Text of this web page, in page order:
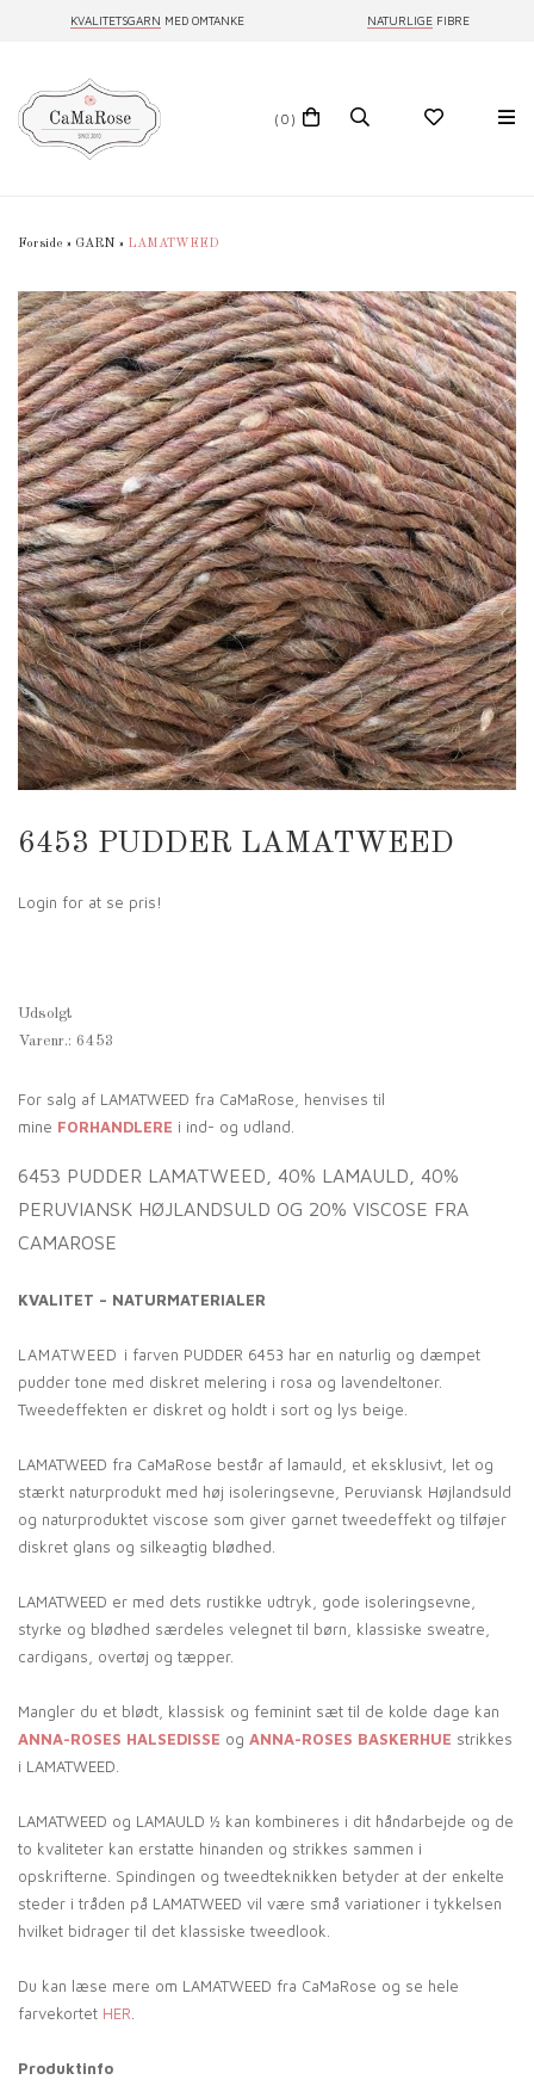
KVALITETSGARN MED OMTANKE NATURLIGE FIBRE
(0)
Forside » GARN » LAMATWEED
6453 PUDDER LAMATWEED
Login for at se pris!
Udsolgt
Varenr.: 6453
For salg af LAMATWEED fra CaMaRose, henvises til
mine FORHANDLERE i ind- og udland.
6453 PUDDER LAMATWEED, 40% LAMAULD, 40%
PERUVIANSK HØJLANDSULD OG 20% VISCOSE FRA
CAMAROSE
KVALITET – NATURMATERIALER
LAMATWEED i farven PUDDER 6453 har en naturlig og dæmpet
pudder tone med diskret melering i rosa og lavendeltoner.
Tweedeffekten er diskret og holdt i sort og lys beige.
LAMATWEED fra CaMaRose består af lamauld, et eksklusivt, let og
stærkt naturprodukt med høj isoleringsevne, Peruviansk Højlandsuld
og naturproduktet viscose som giver garnet tweedeffekt og tilføjer
diskret glans og silkeagtig blødhed.
LAMATWEED er med dets rustikke udtryk, gode isoleringsevne,
styrke og blødhed særdeles velegnet til børn, klassiske sweatre,
cardigans, overtøj og tæpper.
Mangler du et blødt, klassisk og feminint sæt til de kolde dage kan
ANNA-ROSES HALSEDISSE og ANNA-ROSES BASKERHUE strikkes
i LAMATWEED.
LAMATWEED og LAMAULD ½ kan kombineres i dit håndarbejde og de
to kvaliteter kan erstatte hinanden og strikkes sammen i
opskrifterne. Spindingen og tweedteknikken betyder at der enkelte
steder i tråden på LAMATWEED vil være små variationer i tykkelsen
hvilket bidrager til det klassiske tweedlook.
Du kan læse mere om LAMATWEED fra CaMaRose og se hele
farvekortet HER
Produktinfo